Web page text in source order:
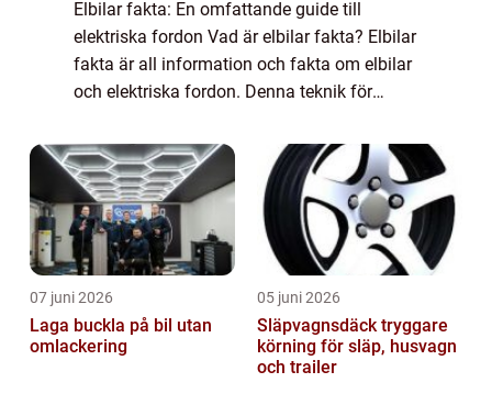
Elbilar fakta: En omfattande guide till
elektriska fordon Vad är elbilar fakta? Elbilar
fakta är all information och fakta om elbilar
och elektriska fordon. Denna teknik för
senaste åren på grund av dess ...
07 juni 2026
Laga buckla på bil utan
omlackering
05 juni 2026
Släpvagnsdäck tryggare
körning för släp, husvagn
och trailer